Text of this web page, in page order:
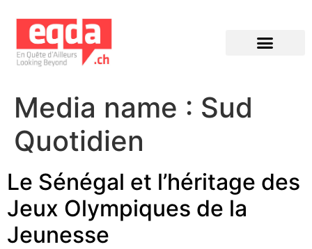
Media name : Sud
Quotidien
Le Sénégal et l’héritage des
Jeux Olympiques de la
Jeunesse